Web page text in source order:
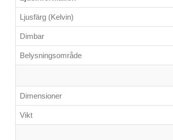
Ljusfärg (Kelvin)
Dimbar
Belysningsområde
Dimensioner
Vikt